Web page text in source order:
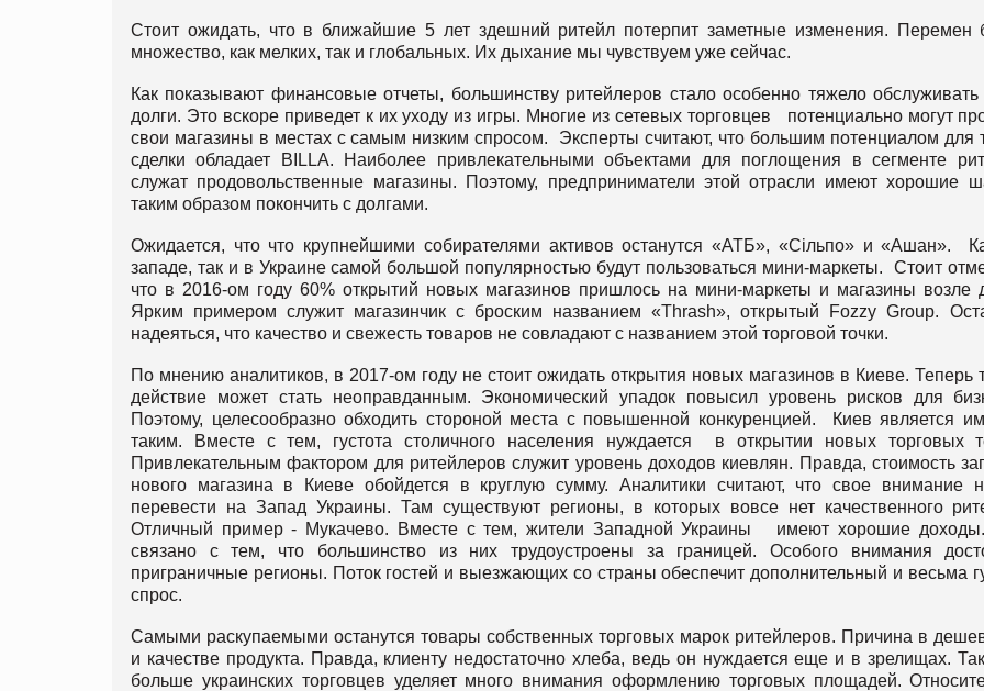
Стоит ожидать, что в ближайшие 5 лет здешний ритейл потерпит заметные изменения. Перемен
множество, как мелких, так и глобальных. Их дыхание мы чувствуем уже сейчас.
Как показывают финансовые отчеты, большинству ритейлеров стало особенно тяжело обслуживать
долги. Это вскоре приведет к их уходу из игры. Многие из сетевых торговцев потенциально могут
свои магазины в местах с самым низким спросом. Эксперты считают, что большим потенциалом для
сделки обладает BILLA. Наиболее привлекательными объектами для поглощения в сегменте
служат продовольственные магазины. Поэтому, предприниматели этой отрасли имеют хорошие
таким образом покончить с долгами.
Ожидается, что что крупнейшими собирателями активов останутся «АТБ», «Сільпо» и «Ашан».
западе, так и в Украине самой большой популярностью будут пользоваться мини-маркеты. Стоит
что в 2016-ом году 60% открытий новых магазинов пришлось на мини-маркеты и магазины возле
Ярким примером служит магазинчик с броским названием «Thrash», открытый Fozzy Group.
надеяться, что качество и свежесть товаров не совладают с названием этой торговой точки.
По мнению аналитиков, в 2017-ом году не стоит ожидать открытия новых магазинов в Киеве. Теперь
действие может стать неоправданным. Экономический упадок повысил уровень рисков для
Поэтому, целесообразно обходить стороной места с повышенной конкуренцией. Киев является
таким. Вместе с тем, густота столичного населения нуждается в открытии новых торговых
Привлекательным фактором для ритейлеров служит уровень доходов киевлян. Правда, стоимость
нового магазина в Киеве обойдется в круглую сумму. Аналитики считают, что свое внимание
перевести на Запад Украины. Там существуют регионы, в которых вовсе нет качественного
Отличный пример - Мукачево. Вместе с тем, жители Западной Украины имеют хорошие
связано с тем, что большинство из них трудоустроены за границей. Особого внимания
приграничные регионы. Поток гостей и выезжающих со страны обеспечит дополнительный и весьма
спрос.
Самыми раскупаемыми останутся товары собственных торговых марок ритейлеров. Причина в
и качестве продукта. Правда, клиенту недостаточно хлеба, ведь он нуждается еще и в зрелищах.
больше украинских торговцев уделяет много внимания оформлению торговых площадей.